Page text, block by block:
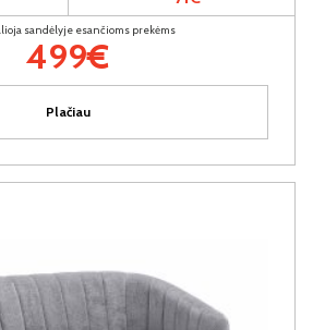
sandėlyje esančioms prekėms
499€
Plačiau